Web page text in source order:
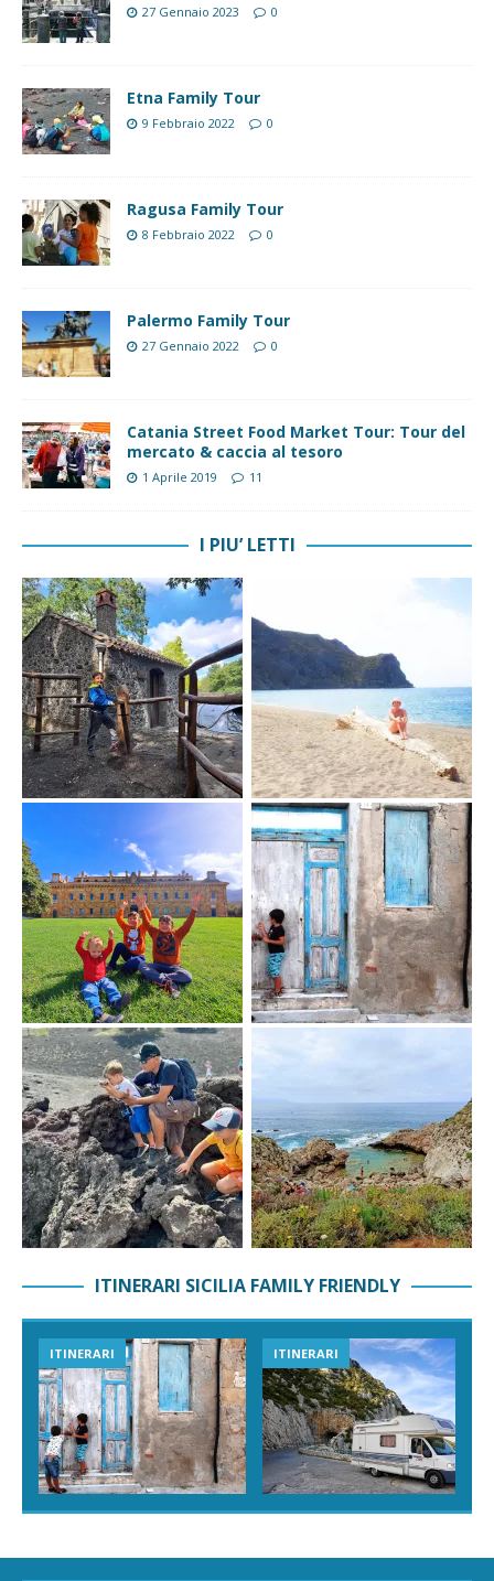
27 Gennaio 2023 0
Etna Family Tour
9 Febbraio 2022 0
Ragusa Family Tour
8 Febbraio 2022 0
Palermo Family Tour
27 Gennaio 2022 0
Catania Street Food Market Tour: Tour del
mercato & caccia al tesoro
1 Aprile 2019 11
I PIU’ LETTI
ITINERARI SICILIA FAMILY FRIENDLY
ITINERARI ITINERARI